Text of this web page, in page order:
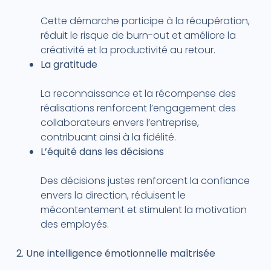
Cette démarche participe à la récupération,
réduit le risque de burn-out et améliore la
créativité et la productivité au retour.
La gratitude
La reconnaissance et la récompense des
réalisations renforcent l’engagement des
collaborateurs envers l’entreprise,
contribuant ainsi à la fidélité.
L’équité dans les décisions
Des décisions justes renforcent la confiance
envers la direction, réduisent le
mécontentement et stimulent la motivation
des employés.
2. Une intelligence émotionnelle maîtrisée